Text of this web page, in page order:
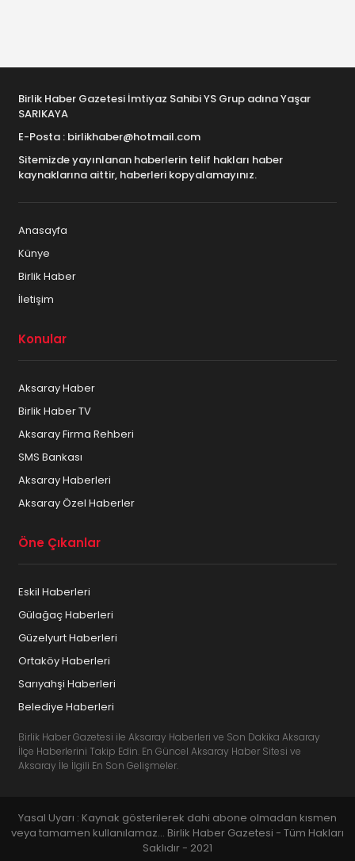
Birlik Haber Gazetesi İmtiyaz Sahibi YS Grup adına Yaşar
SARIKAYA
E-Posta : birlikhaber@hotmail.com
Sitemizde yayınlanan haberlerin telif hakları haber
kaynaklarına aittir, haberleri kopyalamayınız.
Anasayfa
Künye
Birlik Haber
İletişim
Konular
Aksaray Haber
Birlik Haber TV
Aksaray Firma Rehberi
SMS Bankası
Aksaray Haberleri
Aksaray Özel Haberler
Öne Çıkanlar
Eskil Haberleri
Gülağaç Haberleri
Güzelyurt Haberleri
Ortaköy Haberleri
Sarıyahşi Haberleri
Belediye Haberleri
Birlik Haber Gazetesi ile Aksaray Haberleri ve Son Dakika Aksaray
İlçe Haberlerini Takip Edin. En Güncel Aksaray Haber Sitesi ve
Aksaray İle İlgili En Son Gelişmeler.
Yasal Uyarı : Kaynak gösterilerek dahi abone olmadan kısmen
veya tamamen kullanılamaz... Birlik Haber Gazetesi - Tüm Hakları
Saklıdır - 2021